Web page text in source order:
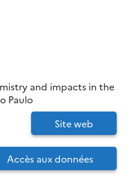
and impacts in the
Paulo
Site web
Accès aux données